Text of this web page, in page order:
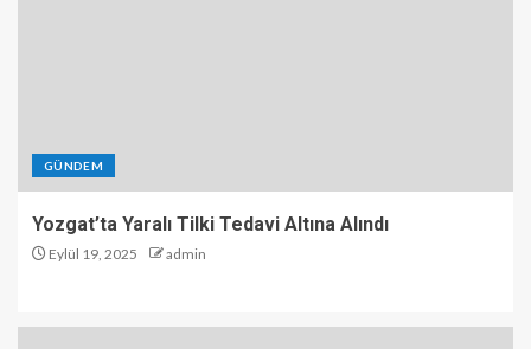
GÜNDEM
Yozgat’ta Yaralı Tilki Tedavi Altına Alındı
Eylül 19, 2025 admin